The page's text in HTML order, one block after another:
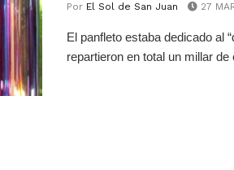
Por El Sol de San Juan 27
El panfleto estaba dedicado al
repartieron en total un millar de